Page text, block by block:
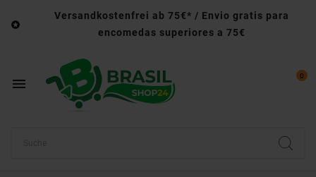

Versandkostenfrei ab 75€* / Envio gratis para
encomedas superiores a 75€
 0